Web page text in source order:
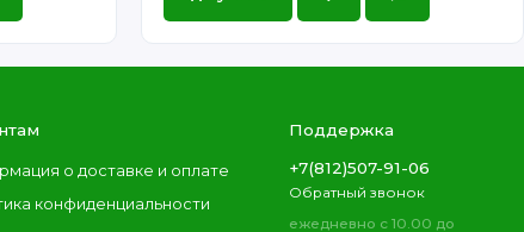
о доставке и оплате
конфиденциальности
Поддержка
+7(812)507-91-06
Обратный звонок
ежедневно с 10.00 до